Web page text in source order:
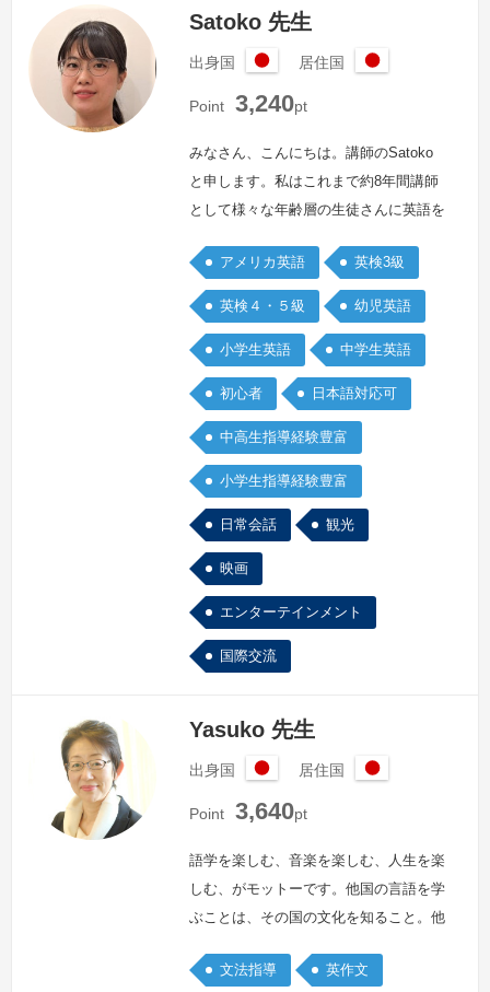
Satoko 先生
出身国
日
本
居住国
日
Point 3,240pt
みなさん、こんにちは。講師のSatoko
と申します。私はこれまで約8年間講師
として様々な年齢層の生徒さんに英語を
を対象に指導をすることを得意としてお
ります。英語学習のしかたに関してアド
バイスをすることも可能ですのでぜひご
相談ください。
続きを見る »
アメリカ英語 英検3級
英検４・５級 幼児英語
小学生英語 中学生英語
初心者 日本語対応可
中高生指導経験豊富
小学生指導経験豊富
日常会話 観光
映画
エンターテインメント
国際交流
Yasuko 先生
出身国
日
本
居住国
日
Point 3,640pt
語学を楽しむ、音楽を楽しむ、人生を楽
しむ、がモットーです。他国の言語を学
ぶことは、その国の文化を知ること。他
の文化に目覚めること。私自身、英語の
文法指導 英作文